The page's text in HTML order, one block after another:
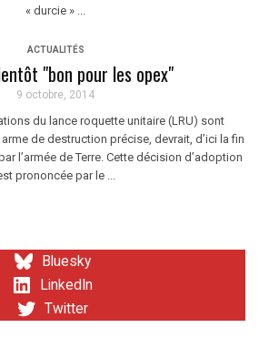
« durcie » ...
ACTUALITÉS
"bon pour les opex"
9 octobre, 2014
du lance roquette unitaire (LRU) sont
de destruction précise, devrait, d’ici la fin
l’armée de Terre. Cette décision d’adoption
prononcée par le ...
Bluesky
LinkedIn
Twitter